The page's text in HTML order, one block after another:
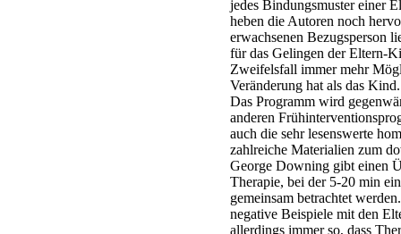
jedes Bindungsmuster einer
heben die Autoren noch
erwachsenen Bezugsperson
für das Gelingen der Eltern-
Zweifelsfall immer mehr
Veränderung hat als das Kind.
Das Programm wird
anderen
auch die sehr lesenswerte
zahlreiche Materialien zum
George Downing gibt einen
Therapie, bei der 5-20 min
gemeinsam betrachtet
negative Beispiele mit den
allerdings immer so, dass